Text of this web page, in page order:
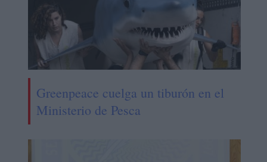
Greenpeace cuelga un tiburón en el
Ministerio de Pesca